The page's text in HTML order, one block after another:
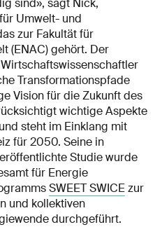
Umwelt- und
zur Fakultät für
(ENAC) gehört. Der
Transformationspfade
Vision für die Zukunft des
wichtige Aspekte
steht im Einklang mit
für 2050. Seine in
Studie wurde
für Energie
SWEET SWICEzur
und kollektiven
durchgeführt.